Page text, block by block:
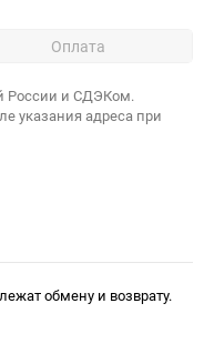
Оплата
России и СДЭКом.
указания адреса при
обмену и возврату.